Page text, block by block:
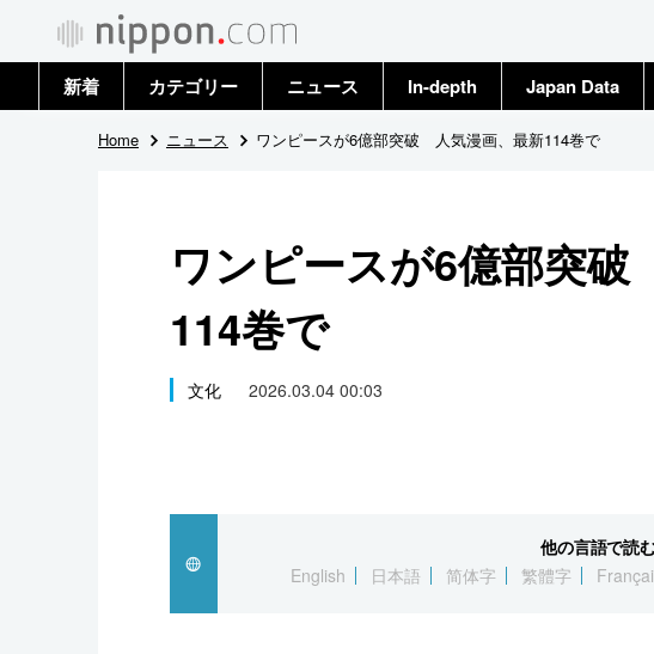
新着 カテゴリー
政治・外交
国際
社会
文化
スポーツ・東京2020
ニュース
トップ
In-depth Japan Data
Home ニュース ワンピースが6億部突破 人気漫画、最新114巻で
ワンピースが6億部突
114巻で
文化 2026.03.04 00:03
他の言語で読
English
日本語 简体字 繁體字